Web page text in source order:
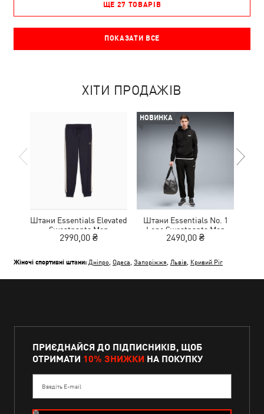
ЩЕ 27 ТОВАРІВ
ПОКАЗАТИ ВСЕ
ХІТИ ПРОДАЖІВ
Штани Essentials Elevated
Sweatpants Men
2990,00 ₴
НОВИНКА
Штани Essentials No. 1
Logo Sweatpants Men
2490,00 ₴
Жіночі спортивні штани: Дніпро Одеса Запоріжжя Львів Кривий Ріг
ПРИЄДНАЙСЯ ДО ПІДПИСНИКІВ, ЩОБ
ОТРИМАТИ 10% ЗНИЖКИ НА ПОКУПКУ
Введіть E-mail